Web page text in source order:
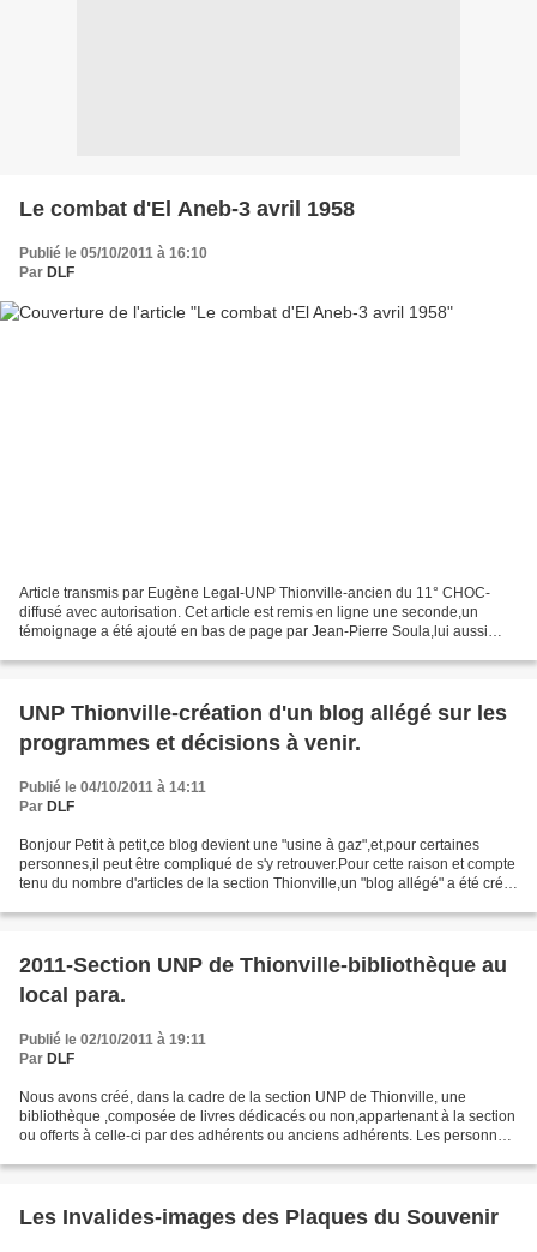
Le combat d'El Aneb-3 avril 1958
Publié le 05/10/2011 à 16:10
Par DLF
Article transmis par Eugène Legal-UNP Thionville-ancien du 11° CHOC-
diffusé avec autorisation. Cet article est remis en ligne une seconde,un
témoignage a été ajouté en bas de page par Jean-Pierre Soula,lui aussi
UNP Thionville-création d'un blog allégé sur les
programmes et décisions à venir.
Publié le 04/10/2011 à 14:11
Par DLF
Bonjour Petit à petit,ce blog devient une "usine à gaz",et,pour certaines
personnes,il peut être compliqué de s'y retrouver.Pour cette raison et compte
tenu du nombre d'articles de la section Thionville,un "blog allégé" a été créé
2011-Section UNP de Thionville-bibliothèque au
local para.
Publié le 02/10/2011 à 19:11
Par DLF
Nous avons créé, dans la cadre de la section UNP de Thionville, une
bibliothèque ,composée de livres dédicacés ou non,appartenant à la section
ou offerts à celle-ci par des adhérents ou anciens adhérents. Les personnes
Les Invalides-images des Plaques du Souvenir